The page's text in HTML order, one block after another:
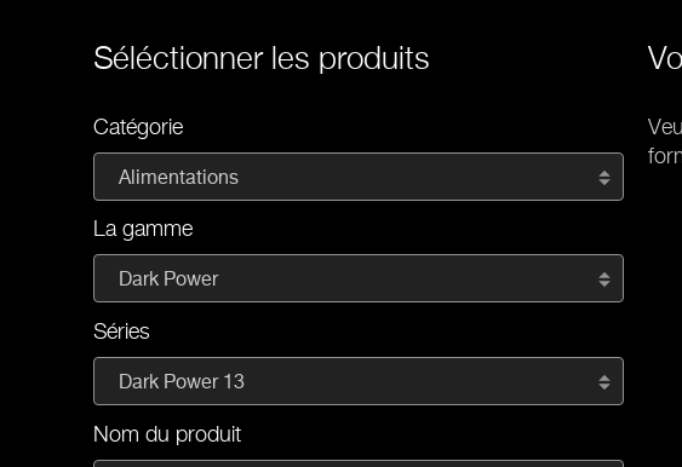
Séléctionner les produits
Catégorie
Alimentations
La gamme
Dark Power
Séries
Dark Power 13
Nom du produit